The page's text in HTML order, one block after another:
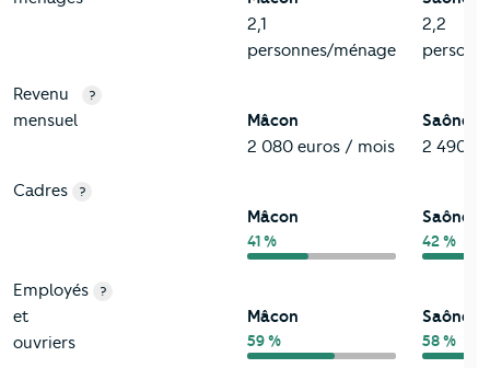
2,1
personnes/ménage
2,2
Revenu
mensuel
?
Mâcon
2 080 euros / mois
Saône-
2 490
Cadres ?
Mâcon
41 %
Saône-
42 %
Employés
et
ouvriers
?
Mâcon
59 %
Saône-
58 %